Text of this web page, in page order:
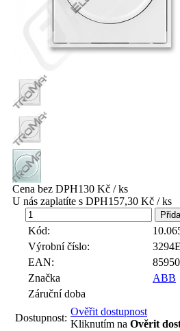
Cena bez DPH130 Kč / ks
U nás zaplatíte s DPH157,30 Kč / ks
Kód:
Výrobní číslo:
EAN:
Značka
ABB
Záruční doba
Dostupnost:
Ověřit dostupnost
Kliknutím na Ověrit